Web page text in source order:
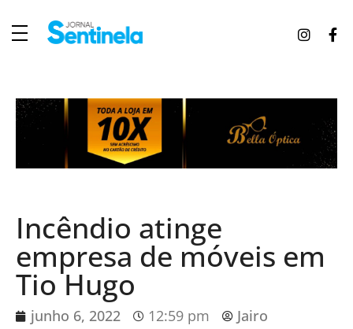
Incêndio atinge
empresa de móveis em
Tio Hugo
junho 6, 2022 12:59 pm Jairo